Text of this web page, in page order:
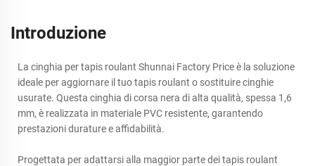
Introduzione
La cinghia per tapis roulant Shunnai Factory Price è la soluzione
ideale per aggiornare il tuo tapis roulant o sostituire cinghie
usurate. Questa cinghia di corsa nera di alta qualità, spessa 1,6
mm, è realizzata in materiale PVC resistente, garantendo
prestazioni durature e affidabilità.
Progettata per adattarsi alla maggior parte dei tapis roulant